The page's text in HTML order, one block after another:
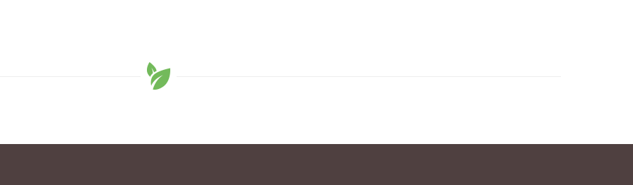
Puchanee Larpruenrudee, Akbar Arsalanloo,
microplastics are transported and deposited in